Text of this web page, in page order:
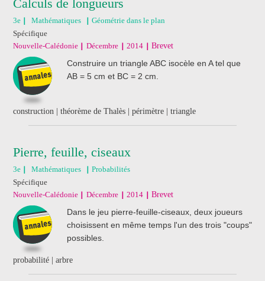
Calculs de longueurs
3e Mathématiques
Géométrie dans le plan
Spécifique
Nouvelle-Calédonie
Décembre 2014 Brevet
Construire un triangle ABC isocèle en A tel que
AB = 5 cm et BC = 2 cm.
construction | théorème de Thalès | périmètre | triangle
Pierre, feuille, ciseaux
3e Mathématiques
Probabilités
Spécifique
Nouvelle-Calédonie
Décembre 2014 Brevet
Dans le jeu pierre-feuille-ciseaux, deux joueurs
choisissent en même temps l'un des trois "coups"
possibles.
probabilité | arbre